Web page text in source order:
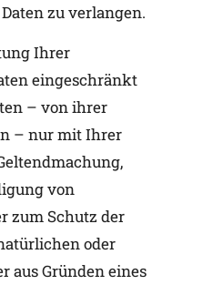
zu verlangen.
Ihrer
eingeschränkt
– von ihrer
– nur mit Ihrer
von
zum Schutz der
oder
aus Gründen eines